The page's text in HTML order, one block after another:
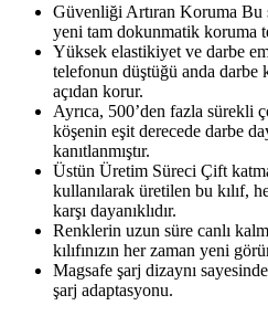
Güvenliği Artıran Koruma Bu
yeni tam dokunmatik koruma
Yüksek elastikiyet ve darbe
telefonun düştüğü anda darbe
açıdan korur.
Ayrıca, 500’den fazla sürekli
köşenin eşit derecede darbe
kanıtlanmıştır.
Üstün Üretim Süreci Çift
kullanılarak üretilen bu kılıf,
karşı dayanıklıdır.
Renklerin uzun süre canlı
kılıfınızın her zaman yeni
Magsafe şarj dizaynı
şarj adaptasyonu.